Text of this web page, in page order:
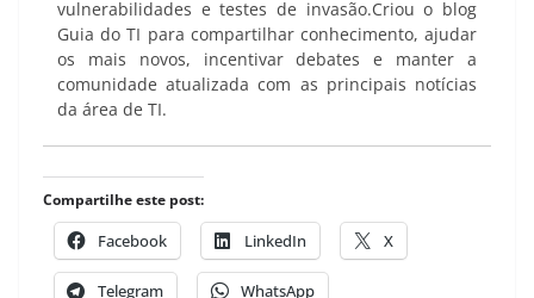
vulnerabilidades e testes de invasão.Criou o blog
Guia do TI para compartilhar conhecimento, ajudar
os mais novos, incentivar debates e manter a
comunidade atualizada com as principais notícias
da área de TI.
Compartilhe este post:
Facebook LinkedIn X
Telegram WhatsApp